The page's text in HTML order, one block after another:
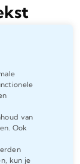
van
Ook
kun je
als
dat
en